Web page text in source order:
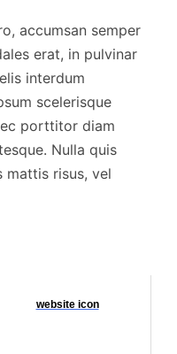
accumsan semper
erat, in pulvinar
interdum
scelerisque
porttitor diam
Nulla quis
mattis risus, vel
website icon